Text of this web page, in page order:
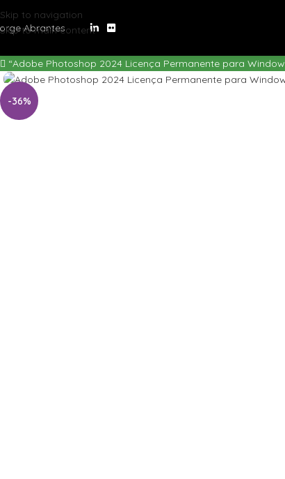
Skip to navigation
Skip to main content
Abrantes
“Adobe Photoshop 2024 Licença Permanente para
-36%